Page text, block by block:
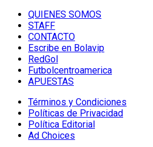
QUIENES SOMOS
STAFF
CONTACTO
Escribe en Bolavip
RedGol
Futbolcentroamerica
APUESTAS
Términos y Condiciones
Políticas de Privacidad
Política Editorial
Ad Choices